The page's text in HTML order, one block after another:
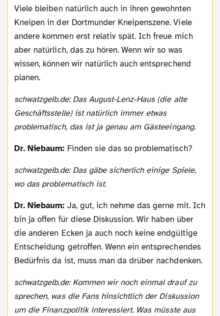
Viele bleiben natürlich auch in ihren gewohnten
Kneipen in der Dortmunder Kneipenszene. Viele
andere kommen erst relativ spät. Ich freue mich
aber natürlich, das zu hören. Wenn wir so was
wissen, können wir natürlich auch entsprechend
planen.
schwatzgelb.de: Das August-Lenz-Haus (die alte
Geschäftsstelle) ist natürlich immer etwas
problematisch, das ist ja genau am Gästeeingang.
Dr. Niebaum: Finden sie das so problematisch?
schwatzgelb.de: Das gäbe sicherlich einige Spiele,
wo das problematisch ist.
Dr. Niebaum: Ja, gut, ich nehme das gerne mit. Ich
bin ja offen für diese Diskussion. Wir haben über
die anderen Ecken ja auch noch keine endgültige
Entscheidung getroffen. Wenn ein entsprechendes
Bedürfnis da ist, muss man da drüber nachdenken.
schwatzgelb.de: Kommen wir noch einmal drauf zu
sprechen, was die Fans hinsichtlich der Diskussion
um die Finanzpolitik interessiert. Was müsste aus